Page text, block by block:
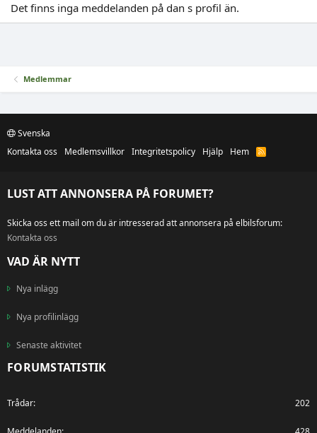
Det finns inga meddelanden på dan s profil än.
Medlemmar
Svenska
Kontakta oss
Medlemsvillkor Integritetspolicy Hjälp Hem
R
S
LUST ATT ANNONSERA PÅ FORUMET?
Skicka oss ett mail om du är intresserad att annonsera på elbilsforum:
Kontakta oss
VAD ÄR NYTT
Nya inlägg
Nya profilinlägg
Senaste aktivitet
FORUMSTATISTIK
Trådar 202